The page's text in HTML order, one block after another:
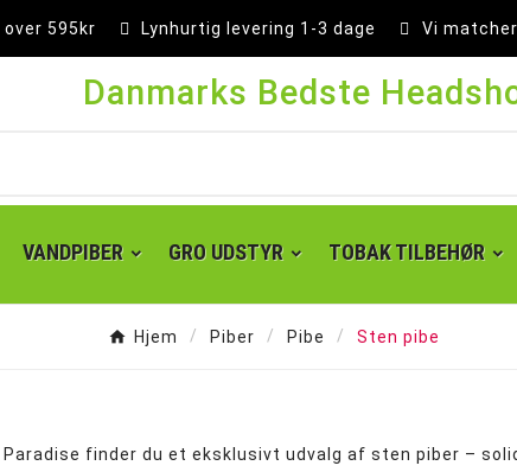
595kr Lynhurtig levering 1-3 dage Vi
Danmarks Bedste
VANDPIBER GRO UDSTYR TOBAK TILBEHØR
Hjem Piber Pibe Sten pibe
Paradise finder du et eksklusivt udvalg af sten piber –